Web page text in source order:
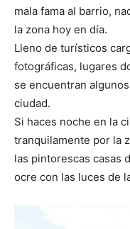
mala fama al barrio,
la zona hoy en día.
Lleno de turísticos
fotográficas, lugares
se encuentran
ciudad.
Si haces noche en la
tranquilamente por la
las pintorescas casas
ocre con las luces de